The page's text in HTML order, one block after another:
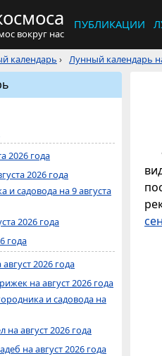
вокруг нас
ПУБЛИКАЦИИ
календарь › Лунный календарь
2026 года
2026 года
и садовода на 9 августа
2026 года
года
2026 года
на август 2026 года
и садовода на
август 2026 года
на август 2026 года